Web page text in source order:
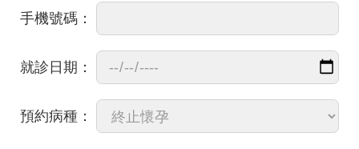
手機號碼：
就診日期：
預約病種：